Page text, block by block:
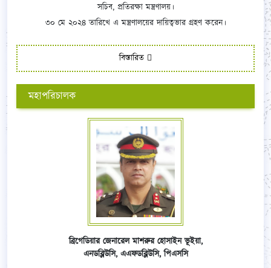
সচিব, প্রতিরক্ষা মন্ত্রণালয়।
৩০ মে ২০২৪ তারিখে এ মন্ত্রণালয়ের দায়িত্বভার গ্রহণ করেন।
বিস্তারিত
মহাপরিচালক
ব্রিগেডিয়ার জেনারেল মাশরুর হোসাইন ভূইয়া,
এনডব্লিউসি, এএফডব্লিউসি,পিএসসি